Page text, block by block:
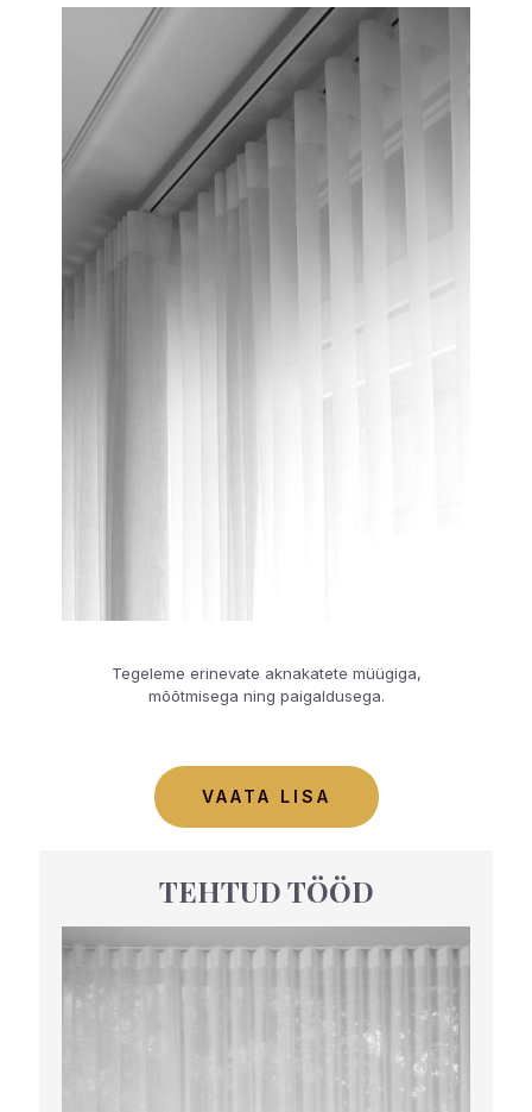
Tegeleme erinevate aknakatete müügiga,
mõõtmisega ning paigaldusega.
VAATA LISA
TEHTUD TÖÖD